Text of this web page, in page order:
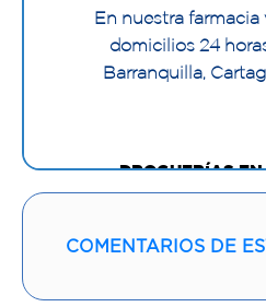
En nuestra
domicilios 24
Barranquilla,
DROGUERÍAS
En nuestra farmacia virtual,
COMENTARIOS DE